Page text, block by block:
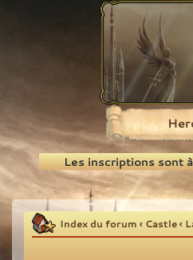
Recherche
Les inscriptions sont
Index du forum ‹ Castle‹